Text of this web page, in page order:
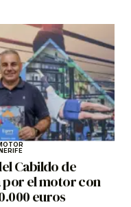
Cabildo de
por el motor con
euros